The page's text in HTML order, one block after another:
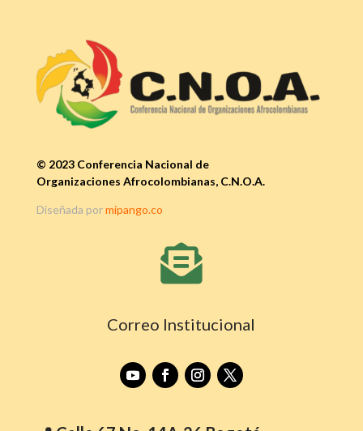
© 2023 Conferencia Nacional de
Organizaciones Afrocolombianas, C.N.O.A.
Diseñada pormipango.co

Correo Institucional